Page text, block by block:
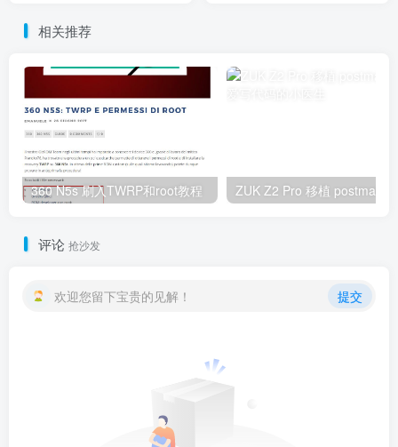
相关推荐
360 N5s 刷入TWRP和root教程 ZUK Z2 Pro 移植
评论 抢沙发
欢迎您留下宝贵的见解！ 提交